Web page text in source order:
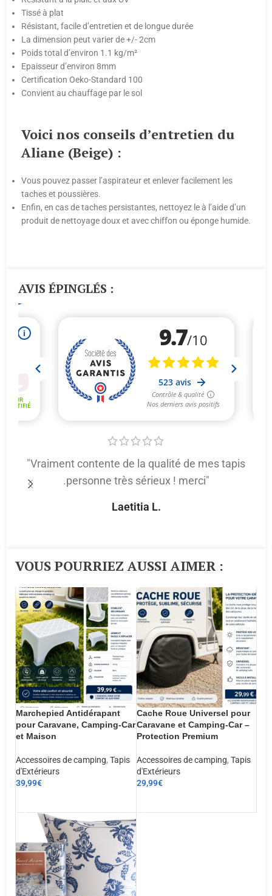
Tissé à plat
Résistant, facile d’entretien et de longue durée
La dimension peut varier de +/- 2cm
Poids total d’environ 1.1 kg/m²
Epaisseur d’environ 8mm
Certification Oeko-Standard 100
Convient au chauffage par le sol
Voici nos conseils d’entretien du
Aliane (Beige) :
Vous pouvez passer l’aspirateur et enlever facilement les
taches et poussières.
Enfin, en cas de taches persistantes, nettoyez le à l’aide d’un
produit de nettoyage doux et avec chiffon ou éponge humide.
AVIS ÉPINGLÉS :
"Vraiment contente de la qualité de mes tapis
.personne très sérieux ! merci"
Laetitia L.
VOUS POURRIEZ AUSSI AIMER :​
Marchepied Antidérapant
pour Caravane, Camping-Car
et Maison
Accessoires de camping, Tapis
d'Extérieurs
39,99€
Cache Roue Universel pour
Caravane et Camping-Car –
Protection Premium
Accessoires de camping, Tapis
d'Extérieurs
29,99€